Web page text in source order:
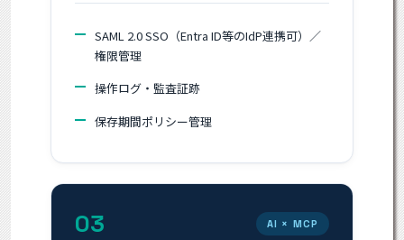
SAML 2.0 SSO（Entra ID等のIdP連携可）／
権限管理
操作ログ・監査証跡
保存期間ポリシー管理
03 AI × MCP